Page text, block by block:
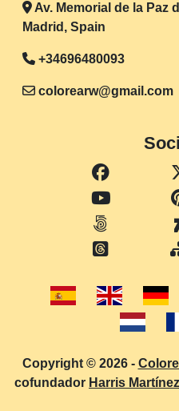
Av. Memorial de la Paz
Madrid, Spain
+34696480093
colorearw@gmail.com
Copyright © 2026 -
cofundador Harris Martínez